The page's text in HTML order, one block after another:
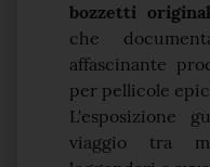
bozzetti
che
affascinante
per pellicole
L'esposizione
viaggio tra